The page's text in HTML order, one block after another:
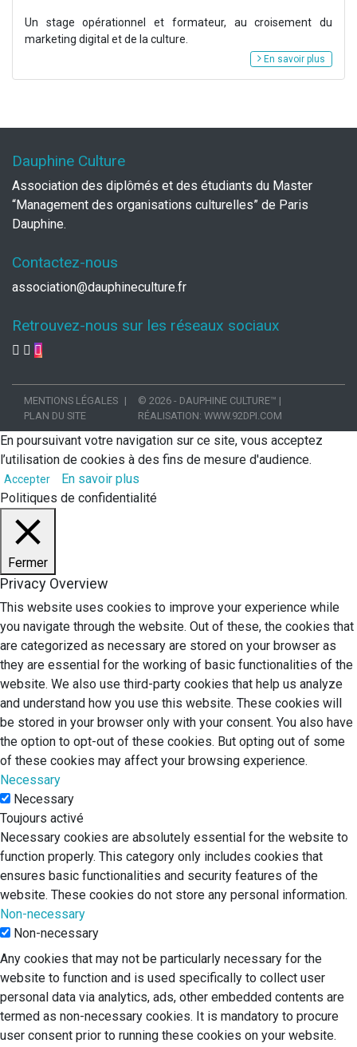
Un stage opérationnel et formateur, au croisement du
marketing digital et de la culture.
En savoir plus
Dauphine Culture
Association des diplômés et des étudiants du Master
“Management des organisations culturelles” de Paris
Dauphine.
Contactez-nous
association@dauphineculture.fr
Retrouvez-nous sur les réseaux sociaux
MENTIONS LÉGALES
PLAN DU SITE
© 2026 - DAUPHINE CULTURE™ |
RÉALISATION: WWW.92DPI.COM
En poursuivant votre navigation sur ce site, vous acceptez
l’utilisation de cookies à des fins de mesure d'audience.
Accepter
En savoir plus
Politiques de confidentialité
Fermer
Privacy Overview
This website uses cookies to improve your experience while
you navigate through the website. Out of these, the cookies that
are categorized as necessary are stored on your browser as
they are essential for the working of basic functionalities of the
website. We also use third-party cookies that help us analyze
and understand how you use this website. These cookies will
be stored in your browser only with your consent. You also have
the option to opt-out of these cookies. But opting out of some
of these cookies may affect your browsing experience.
Necessary
Necessary
Toujours activé
Necessary cookies are absolutely essential for the website to
function properly. This category only includes cookies that
ensures basic functionalities and security features of the
website. These cookies do not store any personal information.
Non-necessary
Non-necessary
Any cookies that may not be particularly necessary for the
website to function and is used specifically to collect user
personal data via analytics, ads, other embedded contents are
termed as non-necessary cookies. It is mandatory to procure
user consent prior to running these cookies on your website.